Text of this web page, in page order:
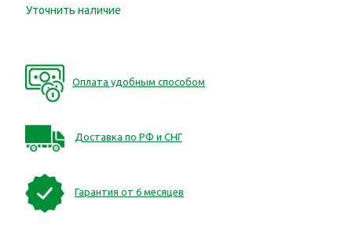
Уточнить наличие
Оплата удобным способом
Доставка по РФ и СНГ
Гарантия от 6 месяцев